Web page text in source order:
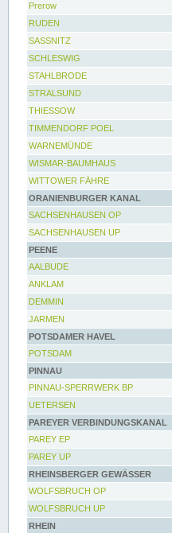
Prerow
RUDEN
SASSNITZ
SCHLESWIG
STAHLBRODE
STRALSUND
THIESSOW
TIMMENDORF POEL
WARNEMÜNDE
WISMAR-BAUMHAUS
WITTOWER FÄHRE
ORANIENBURGER KANAL
SACHSENHAUSEN OP
SACHSENHAUSEN UP
PEENE
AALBUDE
ANKLAM
DEMMIN
JARMEN
POTSDAMER HAVEL
POTSDAM
PINNAU
PINNAU-SPERRWERK BP
UETERSEN
PAREYER VERBINDUNGSKANAL
PAREY EP
PAREY UP
RHEINSBERGER GEWÄSSER
WOLFSBRUCH OP
WOLFSBRUCH UP
RHEIN